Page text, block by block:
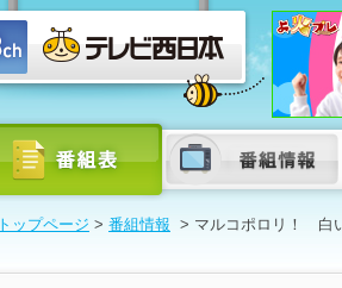
トップページ > 番組情報 > マルコポロリ！ 白